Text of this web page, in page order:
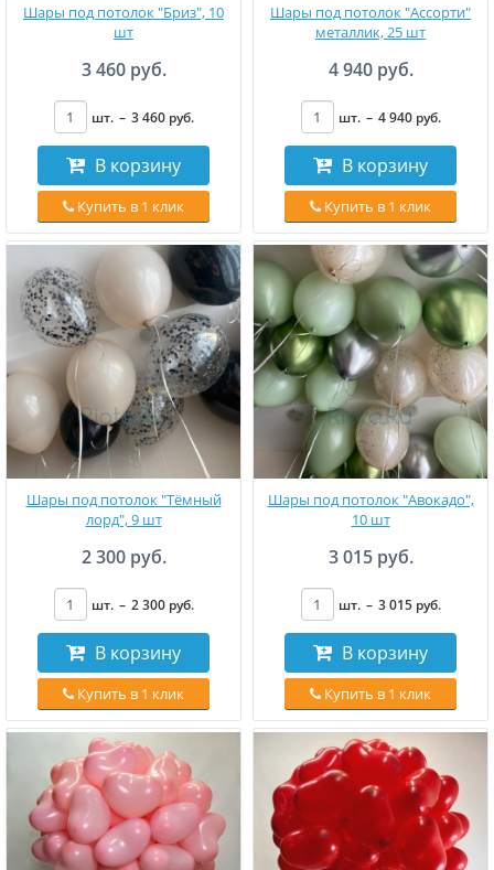
Шары под потолок "Бриз", 10
шт
3 460 руб.
шт. – 3 460 руб.
В корзину
Купить в 1 клик
Шары под потолок "Ассорти"
металлик, 25 шт
4 940 руб.
шт. – 4 940 руб.
В корзину
Купить в 1 клик
Шары под потолок "Тёмный
лорд", 9 шт
2 300 руб.
шт. – 2 300 руб.
В корзину
Купить в 1 клик
Шары под потолок "Авокадо",
10 шт
3 015 руб.
шт. – 3 015 руб.
В корзину
Купить в 1 клик